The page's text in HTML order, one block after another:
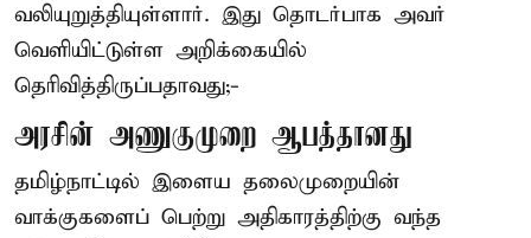
வலியுறுத்தியுள்ளார். இது தொடர்பாக அவர்
வெளியிட்டுள்ள அறிக்கையில்
தெரிவித்திருப்பதாவது;-
அரசின் அணுகுமுறை ஆபத்தானது
தமிழ்நாட்டில் இளைய தலைமுறையின்
வாக்குகளைப் பெற்று அதிகாரத்திற்கு வந்த